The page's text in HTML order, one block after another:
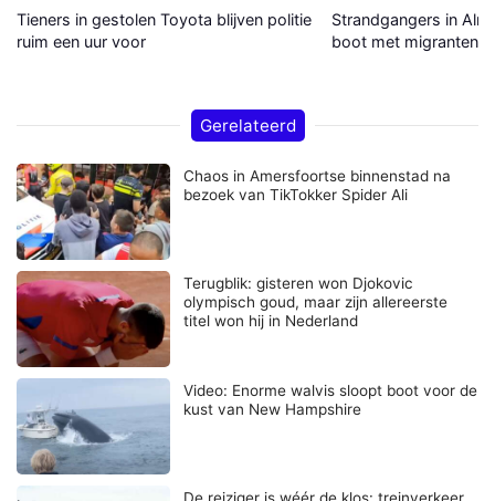
Tieners in gestolen Toyota blijven politie
ruim een uur voor
Strandgangers in
boot met migranten
Gerelateerd
Chaos in Amersfoortse binnenstad na
bezoek van TikTokker Spider Ali
Terugblik: gisteren won Djokovic
olympisch goud, maar zijn allereerste
titel won hij in Nederland
Video: Enorme walvis sloopt boot voor de
kust van New Hampshire